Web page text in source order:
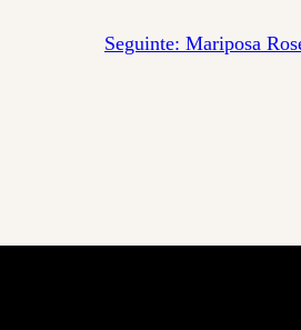
Seguinte: Mariposa